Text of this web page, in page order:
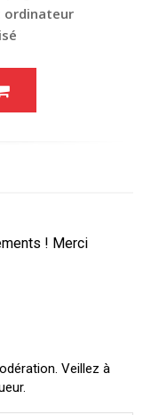
ordinateur
! Merci
Veillez à